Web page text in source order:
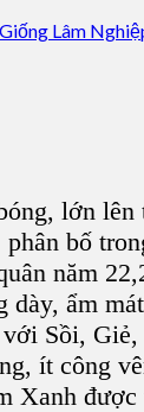
lớn
bố
năm
ẩm
Sồi,
ít công
Xanh